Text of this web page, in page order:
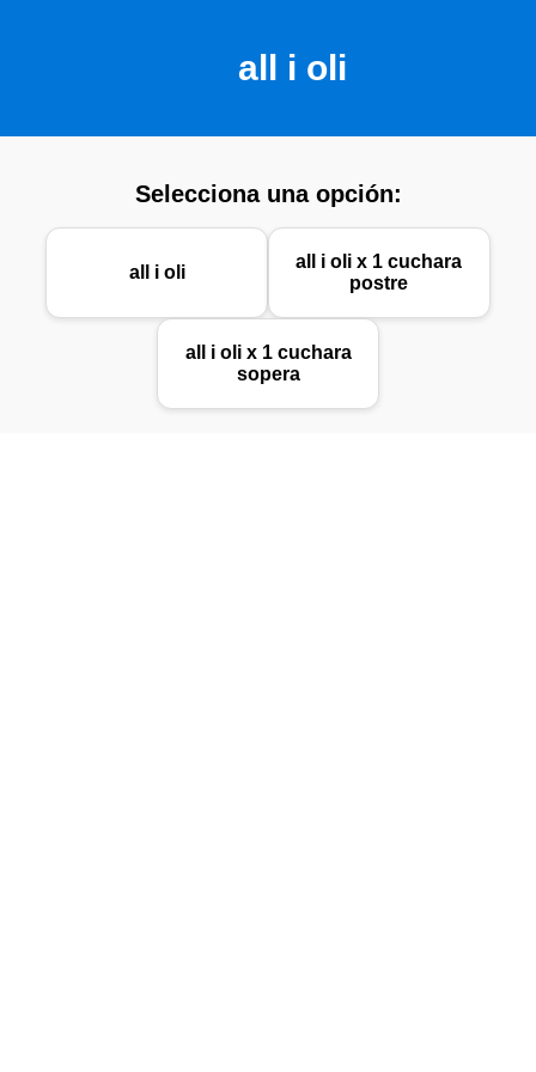
all i oli
Selecciona una opción:
all i oli
all i oli x 1 cuchara
postre
all i oli x 1 cuchara
sopera